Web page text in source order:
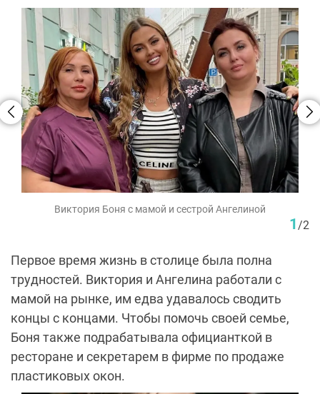
Виктория Боня с мамой и сестрой Ангелиной
1/2
Первое время жизнь в столице была полна
трудностей. Виктория и Ангелина работали с
мамой на рынке, им едва удавалось сводить
концы с концами. Чтобы помочь своей семье,
Боня также подрабатывала официанткой в
ресторане и секретарем в фирме по продаже
пластиковых окон.